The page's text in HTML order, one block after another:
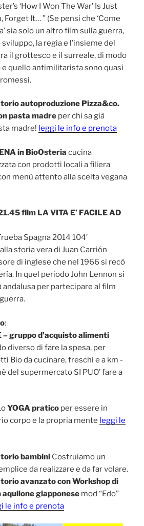
‘How I Won The War’ Is Just
It… ” (Se pensi che ‘Come
sia solo un altro film sulla guerra,
la regia e l’insieme del
il grottesco e il surreale, di modo
quello antimilitarista sono quasi
autoproduzione Pizza&co.
pasta madre per chi sa già
madre! leggi le info e prenota
in BioOsteria cucina
con prodotti locali a filiera
menù attento alla scelta vegana
film LA VITA E’ FACILE AD
Spagna 2014 104′
storia vera di Juan Carrión
di inglese che nel 1966 si recò
In quel periodo John Lennon si
per partecipare al film
:
– gruppo d’acquisto alimenti
diverso di fare la spesa, per
Bio da cucinare, freschi e a km -
del supermercato SI PUO’ fare a
YOGA pratico per essere in
corpo e la propria mente leggi le
bambini Costruiamo un
da realizzare e da far volare.
avanzato con Workshop di
giapponese mod “Edo”
le info e prenota